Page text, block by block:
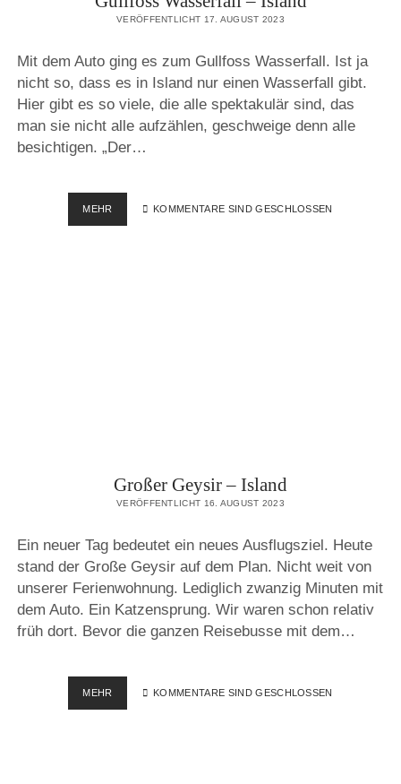
VERÖFFENTLICHT 17. AUGUST 2023
Mit dem Auto ging es zum Gullfoss Wasserfall. Ist ja
nicht so, dass es in Island nur einen Wasserfall gibt.
Hier gibt es so viele, die alle spektakulär sind, das
man sie nicht alle aufzählen, geschweige denn alle
besichtigen. „Der…
MEHR GULLFOSS
WASSERFALL
KOMMENTARE SIND GESCHLOSSEN
Großer Geysir – Island
VERÖFFENTLICHT 16. AUGUST 2023
Ein neuer Tag bedeutet ein neues Ausflugsziel. Heute
stand der Große Geysir auf dem Plan. Nicht weit von
unserer Ferienwohnung. Lediglich zwanzig Minuten mit
dem Auto. Ein Katzensprung. Wir waren schon relativ
früh dort. Bevor die ganzen Reisebusse mit dem…
MEHR GROSSER G
EYSIR –
KOMMENTARE SIND GESCHLOSSEN